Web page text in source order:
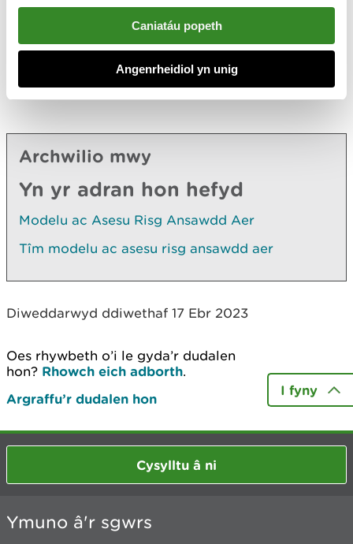
Caniatáu popeth
Angenrheidiol yn unig
Arbennig (SSSI). Rhoddwyd rhagor o gyfrifoldebau
i ni o dan Ddeddf Cefn Gwlad a Hawliau Tramwy
2000. Mae'n ofynnol inni asesu unrhyw gais am
drwydded ar gyfer gosodiad sy'n debygol o
niweidio Safle o Ddiddordeb Gwyddonol Arbennig.
Archwilio mwy
Yn yr adran hon hefyd
Modelu ac Asesu Risg Ansawdd Aer
Tîm modelu ac asesu risg ansawdd aer
Diweddarwyd ddiwethaf 17 Ebr 2023
Oes rhywbeth o’i le gyda’r dudalen
hon? Rhowch eich adborth.
Argraffu’r dudalen hon
I fyny
Cysylltu â ni
Ymuno â'r sgwrs